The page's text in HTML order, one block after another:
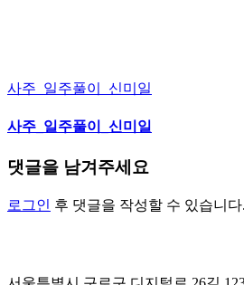
사주_일주풀이_신미일
사주_일주풀이_신미일
댓글을 남겨주세요
로그인 후 댓글을 작성할 수 있습니다.